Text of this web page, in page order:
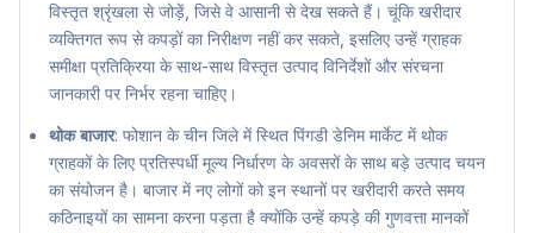
विस्तृत श्रृंखला से जोड़ें, जिसे वे आसानी से देख सकते हैं। चूंकि खरीदार
व्यक्तिगत रूप से कपड़ों का निरीक्षण नहीं कर सकते, इसलिए उन्हें ग्राहक
समीक्षा प्रतिक्रिया के साथ-साथ विस्तृत उत्पाद विनिर्देशों और संरचना
जानकारी पर निर्भर रहना चाहिए।
थोक बाजार: फोशान के चीन जिले में स्थित पिंगडी डेनिम मार्केट में थोक
ग्राहकों के लिए प्रतिस्पर्धी मूल्य निर्धारण के अवसरों के साथ बड़े उत्पाद चयन
का संयोजन है। बाजार में नए लोगों को इन स्थानों पर खरीदारी करते समय
कठिनाइयों का सामना करना पड़ता है क्योंकि उन्हें कपड़े की गुणवत्ता मानकों